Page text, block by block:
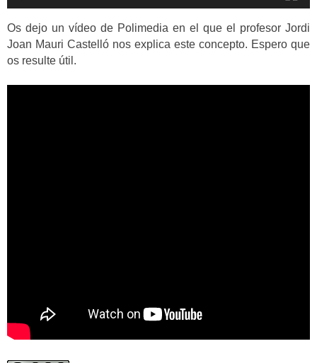
Os dejo un vídeo de Polimedia en el que el profesor Jordi
Joan Mauri Castelló nos explica este concepto. Espero que
os resulte útil.